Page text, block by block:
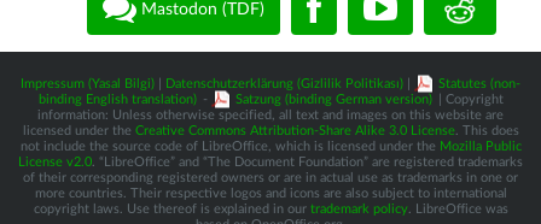
Mastodon (TDF)
Impressum (Yasal Bilgi) Datenschutzerklärung (Gizlilik Politikası)
Statutes (non-
binding English translation) - Satzung (binding German version)
| Copyright
information: Unless otherwise specified, all text and images on this website are
licensed under the Creative Commons Attribution-Share Alike 3.0 License. This does
not include the source code of LibreOffice, which is licensed under the Mozilla Public
License v2.0 . “LibreOffice” and “The Document Foundation” are registered trademarks
of their corresponding registered owners or are in actual use as trademarks in one or
more countries. Their respective logos and icons are also subject to international
copyright laws. Use thereof is explained in our trademark policy. LibreOffice was